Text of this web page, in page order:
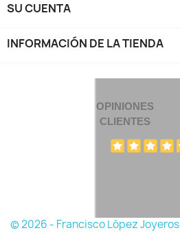
SU CUENTA
INFORMACIÓN DE LA TIENDA
OPINIONES
CLIENTES
© 2026 - Francisco López Joyeros